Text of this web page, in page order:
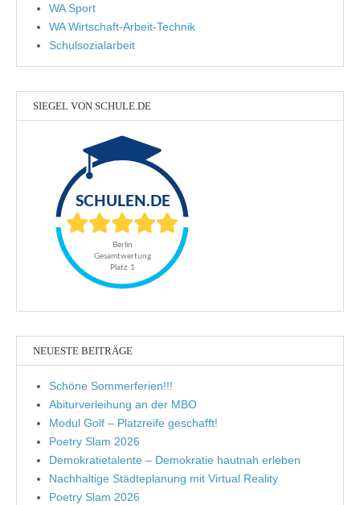
WA Sport
WA Wirtschaft-Arbeit-Technik
Schulsozialarbeit
SIEGEL VON SCHULE.DE
NEUESTE BEITRÄGE
Schöne Sommerferien!!!
Abiturverleihung an der MBO
Modul Golf – Platzreife geschafft!
Poetry Slam 2026
Demokratietalente – Demokratie hautnah erleben
Nachhaltige Städteplanung mit Virtual Reality
Poetry Slam 2026